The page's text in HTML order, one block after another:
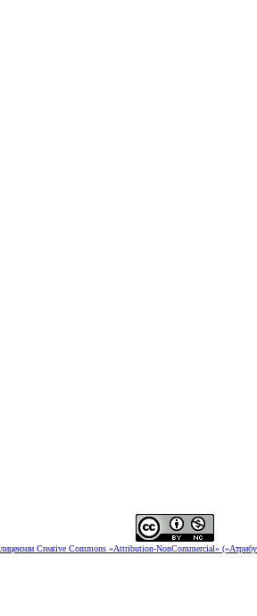
лицензии Creative Commons «Attribution-NonCommercial»